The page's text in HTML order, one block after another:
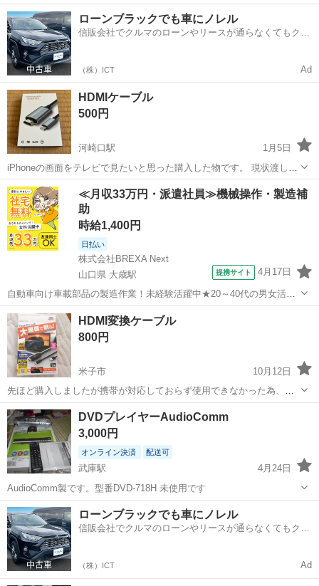
たELMOのモバイルプロジェクターBOXi。 - ブランド: ELMO - モデ
ル: BOXi - タイプ: モバイルプロジェクター
鳥取 鳥取市 鳥取駅 映像プレーヤー、レコーダー
プロジェクター
ローンブラックでも車にノレル
信販会社でクルマのローンやリースが通らなくてもクル
（株）ICT Ad
HDMIケーブル
500円
河崎口駅
1月5日
iPhoneの画面をテレビで見たいと思った購入した物です。 現状渡しで
すのでご理解いただける方 よろしくおねがいします。
鳥取 米子市 河崎口駅 映像プレーヤー、レコーダー
HDMI
≪月収33万円・派遣社員≫機械操作・製造補
助
時給1,400円
日払い
株式会社BREXA Next
山口県 大歳駅
提携サイト 4月17日
自動車向け車載部品の製造作業！未経験活躍中★20～40代の男女活躍
中！友達同士での応募OK！備品付きワンルーム寮費無料！赴任旅費会
社負担！生活支援物資事前対応可◎格安食堂利用可！年間休日135日
♪《山口県山口市》 人気の工...
山口 山口市 大歳駅 その他
HDMI変換ケーブル
800円
米子市
10月12日
先ほど購入しましたが携帯が対応しておらず使用できなかった為、誰
か使われる方おられましたらお願いします。
鳥取 米子市 映像プレーヤー、レコーダー
DVDプレイヤーAudioComm
3,000円
オンライン決済 配送可
武庫駅
4月24日
AudioComm製です。型番DVD-718H 未使用です
鳥取 日野郡 武庫駅 映像プレーヤー、レコーダー
DVD
ローンブラックでも車にノレル
信販会社でクルマのローンやリースが通らなくてもクル
（株）ICT Ad